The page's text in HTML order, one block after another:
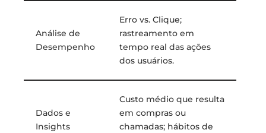
Análise de
Desempenho
Erro vs. Clique;
rastreamento em
tempo real das ações
dos usuários.
Dados e
Insights
Custo médio que resulta
em compras ou
chamadas; hábitos de